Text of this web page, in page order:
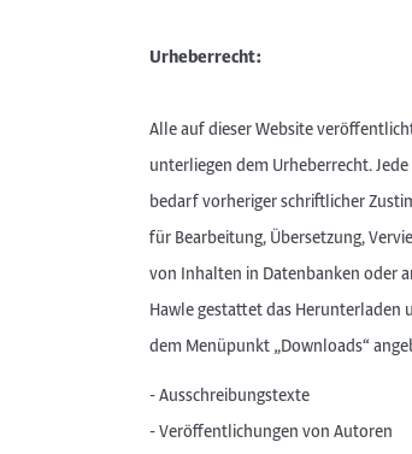
Urheberrecht:
Alle auf dieser Website
unterliegen dem Urheberrecht.
bedarf vorheriger schriftlicher
für Bearbeitung, Übersetzung,
von Inhalten in Datenbanken oder
Hawle gestattet das Herunterladen
dem Menüpunkt „Downloads“
- Ausschreibungstexte
- Veröffentlichungen von Autoren